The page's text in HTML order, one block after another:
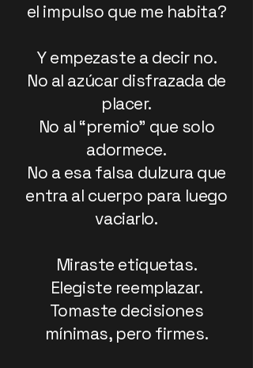
el impulso que me habita?
Y empezaste a decir no.
No al azúcar disfrazada de
placer.
No al “premio” que solo
adormece.
No a esa falsa dulzura que
entra al cuerpo para luego
vaciarlo.
Miraste etiquetas.
Elegiste reemplazar.
Tomaste decisiones
mínimas, pero firmes.